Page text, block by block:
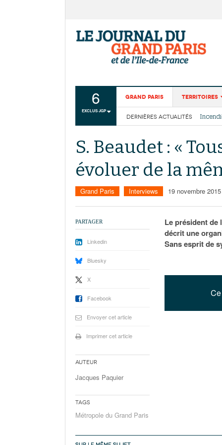
6
EXCLUS JGP
Grand Paris Territoires
Institutions
Services
DERNIÈRES ACTUALITÉS
La
S. Beaudet : «
évoluer de la
Grand Paris Interviews 19 novembre 2015
Le président de
décrit une
Sans esprit de
PARTAGER
Linkedin
Bluesky
X
Facebook
Envoyer cet article
Imprimer cet article
Auteur
Jacques Paquier
Tags
Métropole du Grand Paris